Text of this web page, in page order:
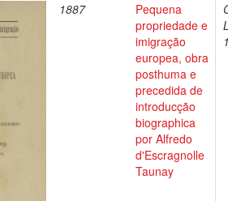
1887
Pequena
propriedade e
imigração
europea, obra
posthuma e
precedida de
introducção
biographica
por Alfredo
d'Escragnolle
Taunay